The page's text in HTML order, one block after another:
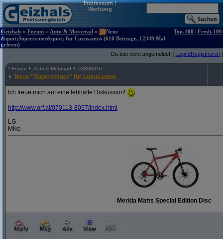
Impressum|
Werbung
Geizhals » Forum » Auto & Motorrad »
Neue
&quot;Supersteuer&quot; für Luxusautos (610 Beiträge, 12349 Mal
gelesen)
Top-100 | Fresh-100
Du bist nicht angemeldet. [ Login/Registrieren ]
^ Forum Auto & Motorrad #3898316
Neue "Supersteuer" für Luxusautos
Ich freue mich auf eine lebhafte Diskussion!
http://www.orf.at/070113-8057/index.html
LG
Mike
Merida Matts Special Edition Disc